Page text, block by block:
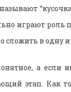
играют роль
сложить в одну
а если
этап. Как